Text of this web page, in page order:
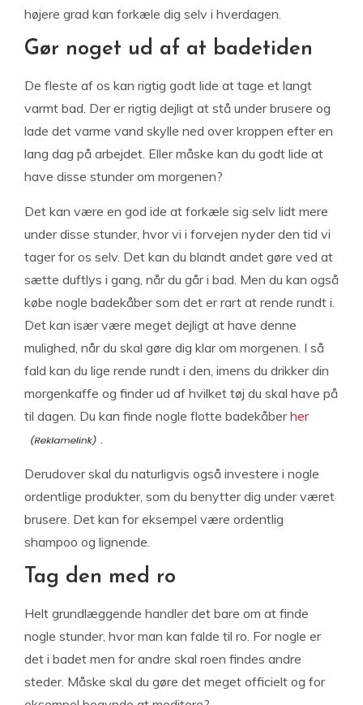
højere grad kan forkæle dig selv i hverdagen.
Gør noget ud af at badetiden
De fleste af os kan rigtig godt lide at tage et langt
varmt bad. Der er rigtig dejligt at stå under brusere og
lade det varme vand skylle ned over kroppen efter en
lang dag på arbejdet. Eller måske kan du godt lide at
have disse stunder om morgenen?
Det kan være en god ide at forkæle sig selv lidt mere
under disse stunder, hvor vi i forvejen nyder den tid vi
tager for os selv. Det kan du blandt andet gøre ved at
sætte duftlys i gang, når du går i bad. Men du kan også
købe nogle badekåber som det er rart at rende rundt i.
Det kan især være meget dejligt at have denne
mulighed, når du skal gøre dig klar om morgenen. I så
fald kan du lige rende rundt i den, imens du drikker din
morgenkaffe og finder ud af hvilket tøj du skal have på
til dagen. Du kan finde nogle flotte badekåberher
.
Derudover skal du naturligvis også investere i nogle
ordentlige produkter, som du benytter dig under været
brusere. Det kan for eksempel være ordentlig
shampoo og lignende.
Tag den med ro
Helt grundlæggende handler det bare om at finde
nogle stunder, hvor man kan falde til ro. For nogle er
det i badet men for andre skal roen findes andre
steder. Måske skal du gøre det meget officielt og for